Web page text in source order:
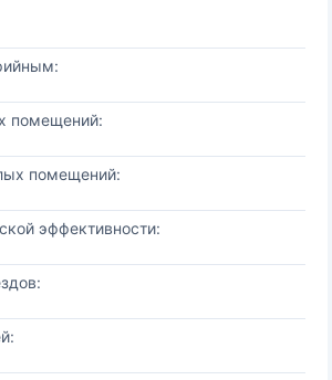
помещений:
помещений:
эффективности: